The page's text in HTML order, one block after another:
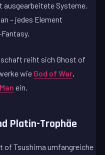
ausgearbeitete Systeme.
– jedes Element
reiht sich Ghost of
wie God of War,
ein.
Platin-Trophäe
of Tsushima umfangreiche